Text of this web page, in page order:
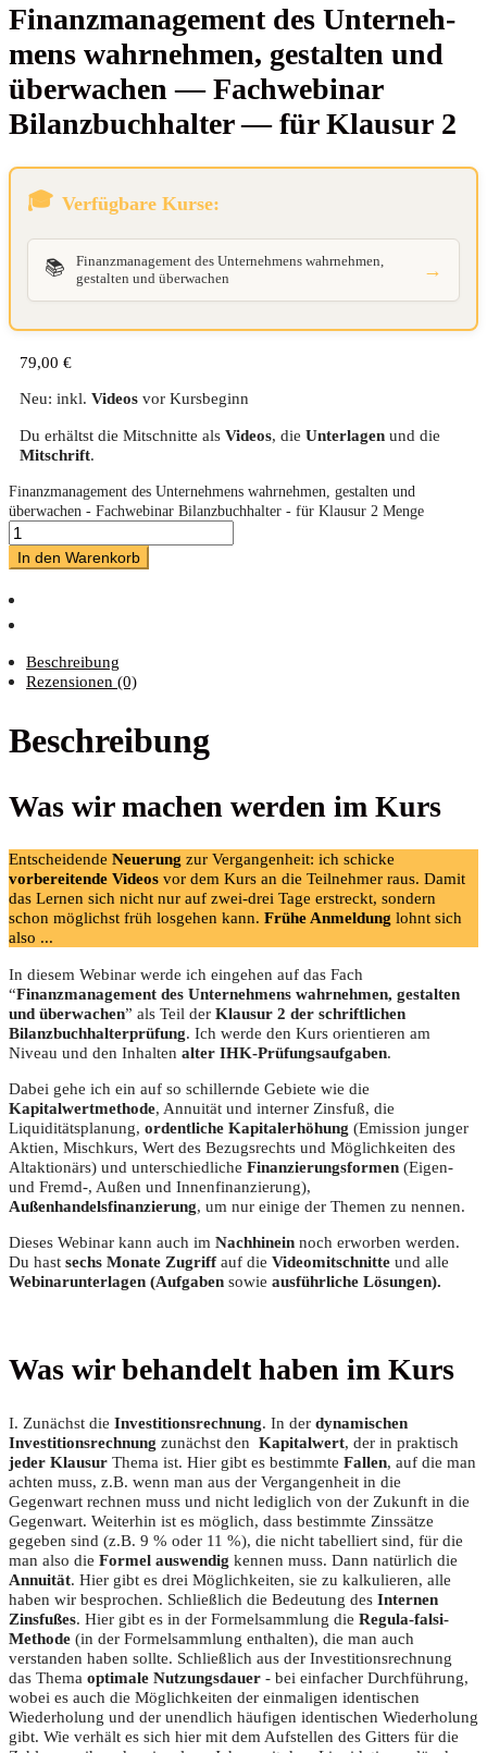
Finanz­ma­nage­ment des Unter­neh­
mens wahr­neh­men, gestal­ten und
über­wa­chen — Fach­web­i­nar
Bilanz­buch­hal­ter — für Klau­sur 2
Verfügbare Kurse:
📚
Finanzmanagement des Unternehmens wahrnehmen,
gestalten und überwachen
→
79,00 €
Neu: inkl. Videos vor Kursbeginn
Du erhältst die Mitschnitte als Videos, die Unterlagen und die
Mitschrift.
Finanzmanagement des Unternehmens wahrnehmen, gestalten und
überwachen - Fachwebinar Bilanzbuchhalter - für Klausur 2 Menge
In den Warenkorb
Beschreibung
Rezensionen (0)
Beschreibung
Was wir machen werden im Kurs
Entscheidende Neuerung zur Vergangenheit: ich schicke
vorbereitende Videos vor dem Kurs an die Teilnehmer raus. Damit
das Lernen sich nicht nur auf zwei-drei Tage erstreckt, sondern
schon möglichst früh losgehen kann. Frühe Anmeldung lohnt sich
also ...
In diesem Webinar werde ich eingehen auf das Fach
“Finanzmanagement des Unternehmens wahrnehmen, gestalten
und überwachen” als Teil der Klausur 2 der schriftlichen
Bilanzbuchhalterprüfung. Ich werde den Kurs orientieren am
Niveau und den Inhalten alter IHK-Prüfungsaufgaben.
Dabei gehe ich ein auf so schillernde Gebiete wie die
Kapitalwertmethode, Annuität und interner Zinsfuß, die
Liquiditätsplanung, ordentliche Kapitalerhöhung (Emission junger
Aktien, Mischkurs, Wert des Bezugsrechts und Möglichkeiten des
Altaktionärs) und unterschiedliche Finanzierungsformen (Eigen-
und Fremd-, Außen und Innenfinanzierung),
Außenhandelsfinanzierung, um nur einige der Themen zu nennen.
Dieses Webinar kann auch im Nachhinein noch erworben werden.
Du hast sechs Monate Zugriffauf die Videomitschnitte und alle
Webinarunterlagen (Aufgaben sowie ausführliche Lösungen).
Was wir behandelt haben im Kurs
I. Zunächst die Investitionsrechnung. In der dynamischen
Investitionsrechnung zunächst den Kapitalwert, der in praktisch
jeder Klausur Thema ist. Hier gibt es bestimmte Fallen, auf die man
achten muss, z.B. wenn man aus der Vergangenheit in die
Gegenwart rechnen muss und nicht lediglich von der Zukunft in die
Gegenwart. Weiterhin ist es möglich, dass bestimmte Zinssätze
gegeben sind (z.B. 9 % oder 11 %), die nicht tabelliert sind, für die
man also die Formel auswendig kennen muss. Dann natürlich die
Annuität. Hier gibt es drei Möglichkeiten, sie zu kalkulieren, alle
haben wir besprochen. Schließlich die Bedeutung des Internen
Zinsfußes. Hier gibt es in der Formelsammlung die Regula-falsi-
Methode (in der Formelsammlung enthalten), die man auch
verstanden haben sollte. Schließlich aus der Investitionsrechnung
das Thema optimale Nutzungsdauer - bei einfacher Durchführung,
wobei es auch die Möglichkeiten der einmaligen identischen
Wiederholung und der unendlich häufigen identischen Wiederholung
gibt. Wie verhält es sich hier mit dem Aufstellen des Gitters für die